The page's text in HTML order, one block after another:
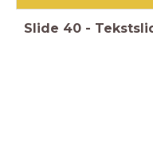
Slide 40 -